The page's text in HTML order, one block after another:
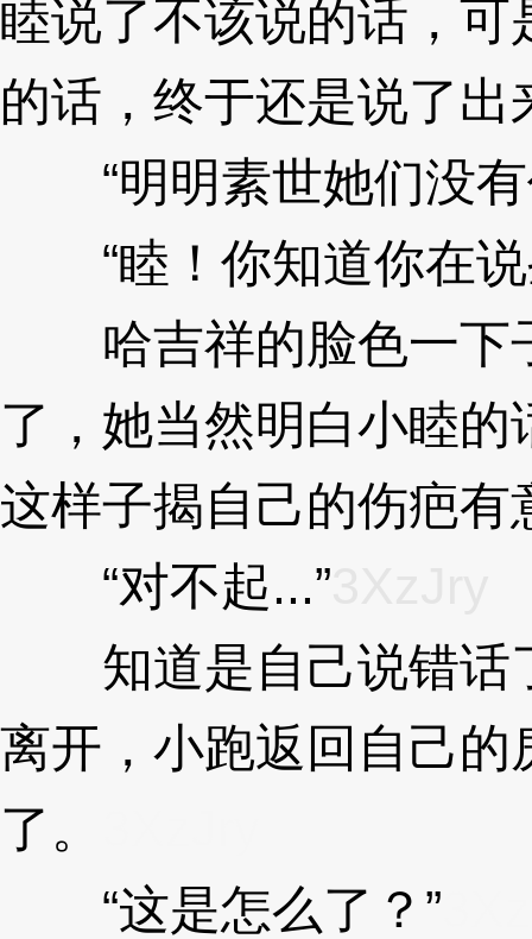
睦说了不该说的话，
的话，终于还是说了出
“明明素世她们没有
“睦！你知道你在说
哈吉祥的脸色一下
了，她当然明白小睦
这样子揭自己的伤疤有
“对不起...”
知道是自己说错话
离开，小跑返回自己
了。
“这是怎么了？”